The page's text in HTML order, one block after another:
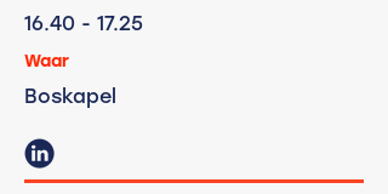
16.40 - 17.25
Waar
Boskapel